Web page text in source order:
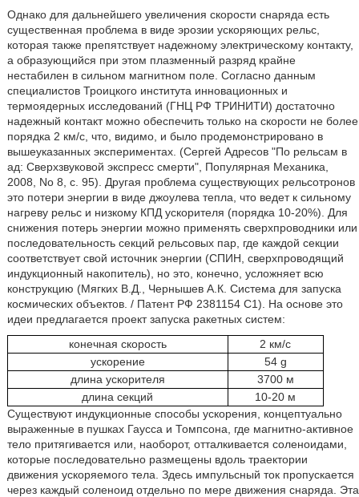
Однако для дальнейшего увеличения скорости снаряда есть
существенная проблема в виде эрозии ускоряющих рельс,
которая также препятствует надежному электрическому контакту,
а образующийся при этом плазменный разряд крайне
нестабилен в сильном магнитном поле. Согласно данным
специалистов Троицкого института инновационных и
термоядерных исследований (ГНЦ РФ ТРИНИТИ) достаточно
надежный контакт можно обеспечить только на скорости не более
порядка 2 км/с, что, видимо, и было продемонстрировано в
вышеуказанных экспериментах. (Сергей Адресов "По рельсам в
ад: Сверхзвуковой экспресс смерти", Популярная Механика,
2008, No 8, с. 95). Другая проблема существующих рельсотронов
это потери энергии в виде джоулева тепла, что ведет к сильному
нагреву рельс и низкому КПД ускорителя (порядка 10-20%). Для
снижения потерь энергии можно применять сверхпроводники или
последовательность секций рельсовых пар, где каждой секции
соответствует свой источник энергии (СПИН, сверхпроводящий
индукционный накопитель), но это, конечно, усложняет всю
конструкцию (Мягких В.Д., Чернышев А.К. Система для запуска
космических объектов. / Патент РФ 2381154 С1). На основе это
идеи предлагается проект запуска ракетных систем:
конечная скорость
2 км/с
ускорение
54 g
длина ускорителя
3700 м
длина секций
10-20 м
Существуют индукционные способы ускорения, концептуально
выраженные в пушках Гаусса и Томпсона, где магнитно-активное
тело притягивается или, наоборот, отталкивается соленоидами,
которые последовательно размещены вдоль траектории
движения ускоряемого тела. Здесь импульсный ток пропускается
через каждый соленоид отдельно по мере движения снаряда. Эта